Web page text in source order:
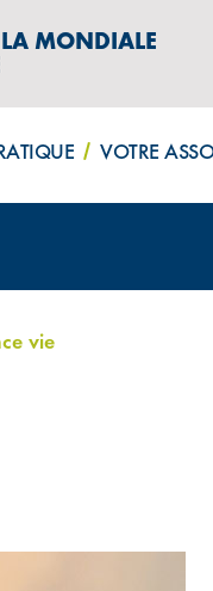
MONDIALE
VOTRE
vie